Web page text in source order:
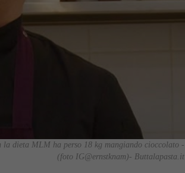
dieta MLM ha perso 18 kg mangiando cioccolato -
(foto IG@ernstknam)- Buttalapasta.it